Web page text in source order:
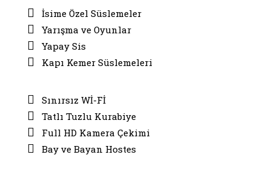
İsime Özel Süslemeler
Yarışma ve Oyunlar
Yapay Sis
Kapı Kemer Süslemeleri
Sınırsız Wİ-Fİ
Tatlı Tuzlu Kurabiye
Full HD Kamera Çekimi
Bay ve Bayan Hostes